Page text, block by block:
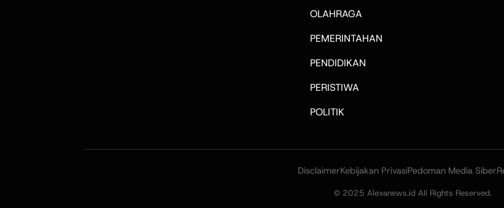
OLAHRAGA
PEMERINTAHAN
PENDIDIKAN
PERISTIWA
POLITIK
DisclaimerKebijakan PrivasiPedoman Media Siber
© 2025 Alexanews.id All Rights Reserved.